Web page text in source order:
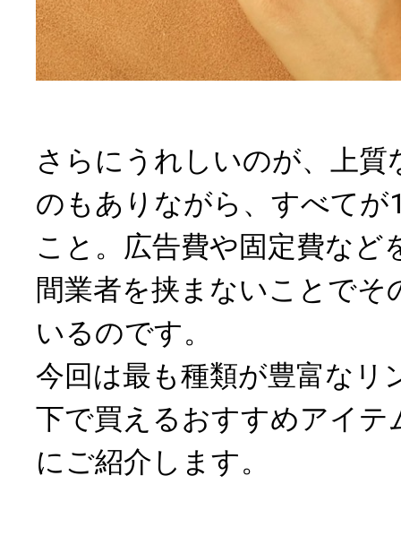
さらにうれしいのが、上質
のもありながら、すべてが
こと。広告費や固定費など
間業者を挟まないことでそ
いるのです。
今回は最も種類が豊富なリ
下で買えるおすすめアイテ
にご紹介します。